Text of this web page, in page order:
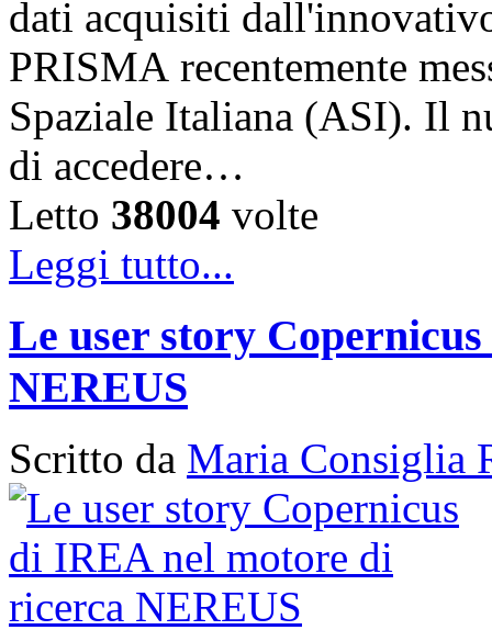
dati acquisiti
PRISMA recentemente
Spaziale Italiana (ASI). Il
di accedere…
Letto 38004 volte
Leggi tutto...
Le user story
NEREUS
Scritto da Maria Consiglia